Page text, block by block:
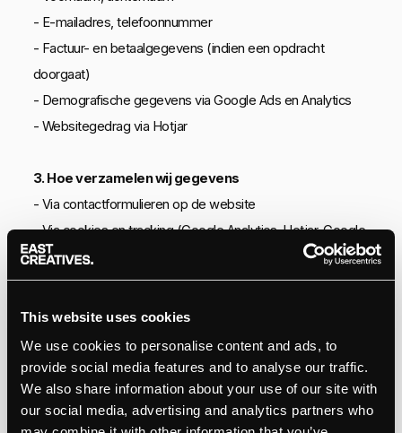
This website uses cookies
We use cookies to personalise content and ads, to
provide social media features and to analyse our traffic.
We also share information about your use of our site with
our social media, advertising and analytics partners who
Drukwerk
- E-mailadres, telefoonnummer
- Factuur- en betaalgegevens (indien een opdracht
doorgaat)
- Demografische gegevens via Google Ads en Analytics
- Websitegedrag via Hotjar
3. Hoe verzamelen wij gegevens
- Via contactformulieren op de website
- Via cookies en tracking (Google Analytics, Hotjar, Google
Ads)
- Via e-mailcontact
- Contact opnemen en offertes uitbrengen
- Uitvoeren van opdrachten en facturatie
- Verbeteren van onze website en marketingcampagnes